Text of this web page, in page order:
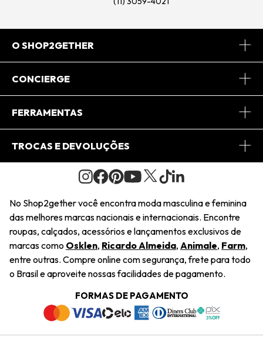
O SHOP2GETHER
Sobre Nós
Journal
Saiu na Mídia
Sustentabilidade
Navegando
Termos e Condições
Trabalhe Conosco
CONCIERGE
Central de Relacionamento
Regulamento e Promoções
FERRAMENTAS
Minha Conta
Pedido de Presente
Wishlist
TROCAS E DEVOLUÇÕES
Condições Gerais
Troca Fácil
Restituição de Pagamento
Dúvidas Frequentes
Termos e Condições
Política de Privacidade
No Shop2gether você encontra moda masculina e feminina
das melhores marcas nacionais e internacionais. Encontre
roupas, calçados, acessórios e lançamentos exclusivos de
marcas como Osklen, Ricardo Almeida, Animale, Farm,
entre outras. Compre online com segurança, frete para todo
o Brasil e aproveite nossas facilidades de pagamento.
FORMAS DE PAGAMENTO